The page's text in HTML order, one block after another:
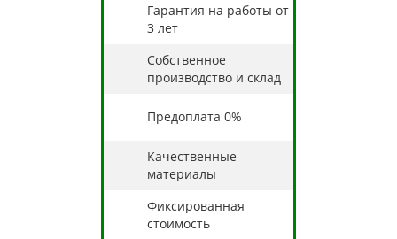
Гарантия на работы от
3 лет
Собственное
производство и склад
Предоплата 0%
Качественные
материалы
Фиксированная
стоимость